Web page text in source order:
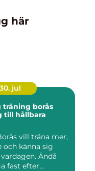
här
30. jul
träning borås
till hållbara
vill träna mer,
och känna sig
Ändå
fast efter...